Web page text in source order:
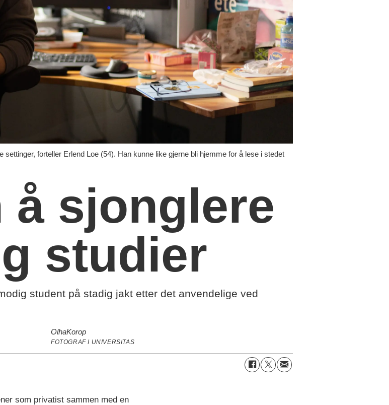
forteller Erlend Loe (54). Han kunne like gjerne bli hjemme for å lese i stedet
å sjonglere
studier
student på stadig jakt etter det anvendelige ved
OlhaKorop
FOTOGRAF I UNIVERSITAS
som privatist sammen med en